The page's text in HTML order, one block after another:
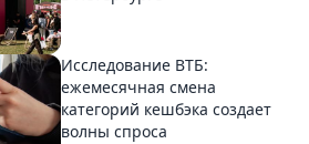
Исследование ВТБ:
ежемесячная смена
категорий кешбэка создает
волны спроса